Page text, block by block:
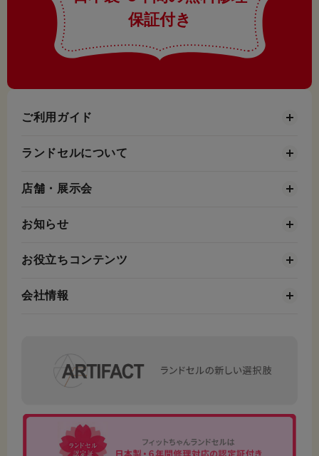
保証付き
ご利用ガイド
ランドセルについて
店舗・展示会
お知らせ
お役立ちコンテンツ
会社情報